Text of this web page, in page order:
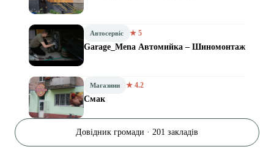
Автосервіс ★ 5
Garage_Mena Автомийка – Шиномонтаж
Магазини ★ 4.2
Смак
Довідник громади · 201 закладів